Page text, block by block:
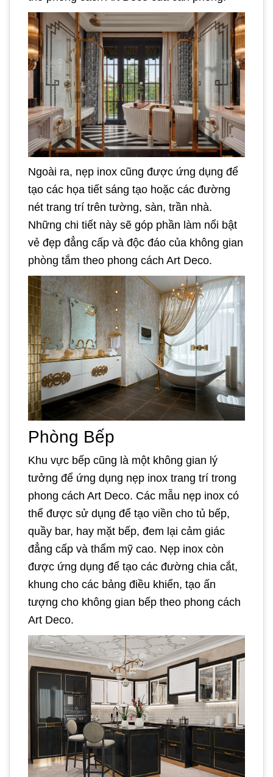
Ngoài ra, nẹp inox cũng được ứng dụng để
tạo các họa tiết sáng tạo hoặc các đường
nét trang trí trên tường, sàn, trần nhà.
Những chi tiết này sẽ góp phần làm nổi bật
vẻ đẹp đẳng cấp và độc đáo của không gian
phòng tắm theo phong cách Art Deco.
Phòng Bếp
Khu vực bếp cũng là một không gian lý
tưởng để ứng dụng nẹp inox trang trí trong
phong cách Art Deco. Các mẫu nẹp inox có
thể được sử dụng để tạo viền cho tủ bếp,
quầy bar, hay mặt bếp, đem lại cảm giác
đẳng cấp và thẩm mỹ cao. Nẹp inox còn
được ứng dụng để tạo các đường chia cắt,
khung cho các bảng điều khiển, tạo ấn
tượng cho không gian bếp theo phong cách
Art Deco.